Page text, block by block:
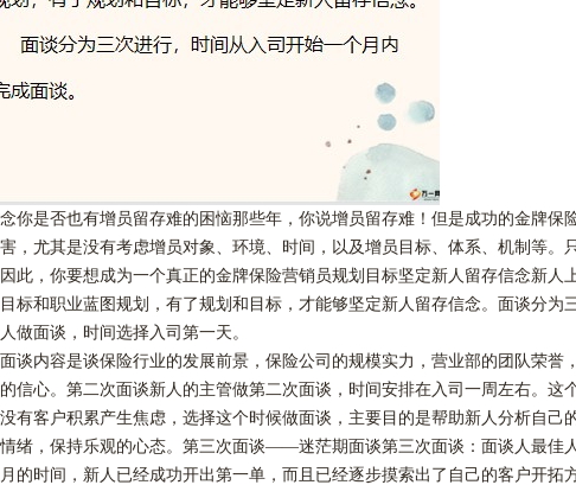
你是否也有增员留存难的困恼那些年，你说增员留存难！但是成功的金牌保
，尤其是没有考虑增员对象、环境、时间，以及增员目标、体系、机制等。
此，你要想成为一个真正的金牌保险营销员规划目标坚定新人留存信念新人
标和职业蓝图规划，有了规划和目标，才能够坚定新人留存信念。面谈分为
做面谈，时间选择入司第一天。
谈内容是谈保险行业的发展前景，保险公司的规模实力，营业部的团队荣誉
信心。第二次面谈新人的主管做第二次面谈，时间安排在入司一周左右。这
有客户积累产生焦虑，选择这个时候做面谈，主要目的是帮助新人分析自己
绪，保持乐观的心态。第三次面谈——迷茫期面谈第三次面谈：面谈人最佳
的时间，新人已经成功开出第一单，而且已经逐步摸索出了自己的客户开拓